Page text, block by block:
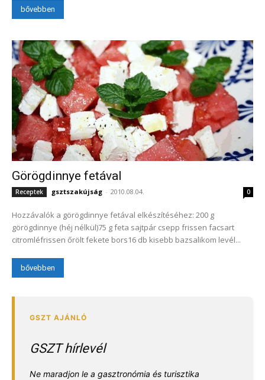
bővebben
Görögdinnye fetával
Receptek gsztszakújság - 2010.08.04. 0
Hozzávalók a görögdinnye fetával elkészítéséhez: 200 g
görögdinnye (héj nélkül)75 g feta sajtpár csepp frissen facsart
citromléfrissen őrölt fekete bors16 db kisebb bazsalikom levél...
bővebben
GSZT hírlevél
Ne maradjon le a gasztronómia és turisztika